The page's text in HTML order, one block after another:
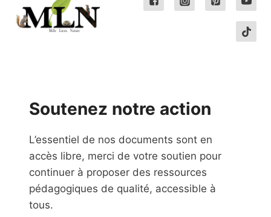
Soutenez notre action
L’essentiel de nos documents sont en
accès libre, merci de votre soutien pour
continuer à proposer des ressources
pédagogiques de qualité, accessible à
tous.